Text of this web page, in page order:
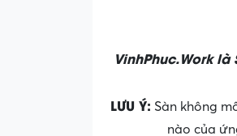
VinhPhuc.Work
LƯU Ý: Sàn không
nào của